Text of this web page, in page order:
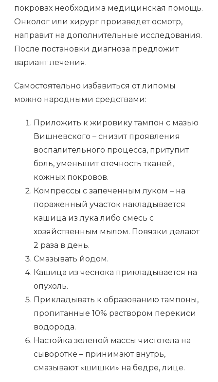
покровах необходима медицинская помощь.
Онколог или хирург произведет осмотр,
направит на дополнительные исследования.
После постановки диагноза предложит
вариант лечения.
Самостоятельно избавиться от липомы
можно народными средствами:
Приложить к жировику тампон с мазью
Вишневского – снизит проявления
воспалительного процесса, притупит
боль, уменьшит отечность тканей,
кожных покровов.
Компрессы с запеченным луком – на
пораженный участок накладывается
кашица из лука либо смесь с
хозяйственным мылом. Повязки делают
2 раза в день.
Смазывать йодом.
Кашица из чеснока прикладывается на
опухоль.
Прикладывать к образованию тампоны,
пропитанные 10% раствором перекиси
водорода.
Настойка зеленой массы чистотела на
сыворотке – принимают внутрь,
смазывают «шишки» на бедре, лице.